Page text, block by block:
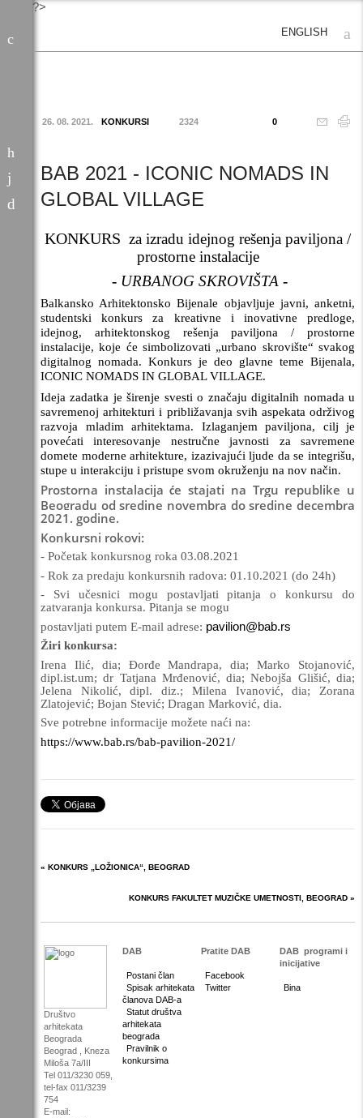
?>
ENGLISH
26. 08. 2021. KONKURSI 2324 0
BAB 2021 - ICONIC NOMADS IN
GLOBAL VILLAGE
KONKURS za izradu idejnog rešenja paviljona /
prostorne instalacije
- URBANOG SKROVIŠTA -
Balkansko Arhitektonsko Bijenale objavljuje javni, anketni,
studentski konkurs za kreativne i inovativne predloge,
idejnog, arhitektonskog rešenja paviljona / prostorne
instalacije, koje će simbolizovati „urbano skrovište“ svakog
digitalnog nomada. Konkurs je deo glavne teme Bijenala,
ICONIC NOMADS IN GLOBAL VILLAGE.
Ideja zadatka je širenje svesti o značaju digitalnih nomada u
savremenoj arhitekturi i približavanja svih aspekata održivog
razvoja mladim arhitektama. Izlaganjem paviljona, cilj je
povećati interesovanje nestručne javnosti za savremene
domete moderne arhitekture, izazivajući ljude da se integrišu,
stupe u interakciju i pristupe svom okruženju na nov način.
Prostorna instalacijaće stajati na Trgu republike u
Beogradu od sredine novembra do sredine decembra
2021. godine.
Konkursni rokovi:
- Početak konkursnog roka 03.08.2021
- Rok za predaju konkursnih radova: 01.10.2021 (do 24h)
- Svi učesnici mogu postavljati pitanja o konkursu do
zatvaranja konkursa. Pitanja se mogu
postavljati putem E-mail adrese: pavilion@bab.rs
Žiri konkursa:
Irena Ilić, dia; Đorđe Mandrapa, dia; Marko Stojanović,
dipl.ist.um; dr Tatjana Mrđenović, dia; Nebojša Glišić, dia;
Jelena Nikolić, dipl. diz.; Milena Ivanović, dia; Zorana
Zlatojević; Bojan Stević; Dragan Marković, dia.
Sve potrebne informacije možete naći na:
https://www.bab.rs/bab-pavilion-2021/
« KONKURS „LOŽIONICA“, BEOGRAD
KONKURS FAKULTET MUZIČKE UMETNOSTI, BEOGRAD »
Društvo
arhitekata
Beograda
Beograd , Kneza
Miloša 7a/III
Tel 011/3230 059,
tel-fax 011/3239
754
E-mail:
DAB
Postani član
Spisak arhitekata
članova DAB-a
Statut društva
arhitekata
beograda
Pravilnik o
konkursima
Pratite DAB
Facebook
Twitter
DAB programi i
inicijative
Bina